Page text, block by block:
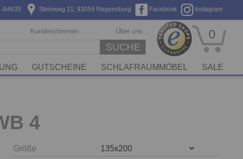
Instagram
Facebook
Steinweg 21, 93059 Regensburg
84635
Kundenstimmen Über uns
SUCHE
0
GUTSCHEINE SCHLAFRAUMMÖBEL SALE
4
Größe